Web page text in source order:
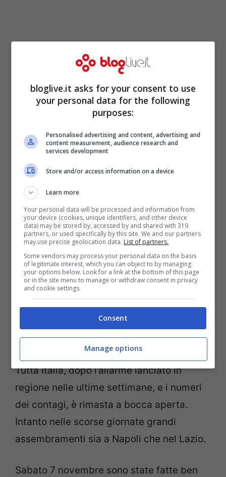
Vincenzo De Luca (Getty Images)
Era il suo obiettivo prima del nuovodpcm.
Vincenzo De Luca aveva chiesto, insieme
al sindacoDe Magistris,addirittura un
per Napoli, per poi rimanere di
stucco alla decisione del governo di
Campanianellazona gialla.
Tutta Italia, dopo l’allarme lanciato in
regione nelle ultime settimane, e i numeri
dei contagi, è rimasta a bocca aperta.
Intanto nelle scorse giornate grandi
assembramenti sia a Napoli che nel Lazio.
Sabato 7 novembre sono state fatte ben
bloglive.it asks for your consent to use
your personal data for the following
purposes:
Personalised advertising and content, advertising and
content measurement, audience research and
services development
Store and/or access information on a device
Learn more
Your personal data will be processed and information from
your device (cookies, unique identifiers, and other device
data) may be stored by, accessed by and shared with 319
partners, or used specifically by this site. We and our partners
may use precise geolocation data. List of partners.
Some vendors may process your personal data on the basis
of legitimate interest, which you can object to by managing
your options below. Look for a link at the bottom of this page
or in the site menu to manage or withdraw consent in privacy
and cookie settings.
Consent
Manage options